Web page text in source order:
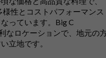
様性とコストパフォーマンス
っています。Big C
なロケーションで、地元の
立地です。